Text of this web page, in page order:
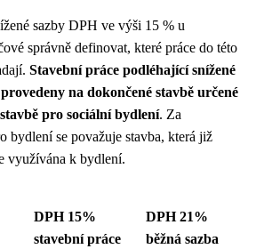
sazby DPH ve výši 15 % u
správně definovat, které práce do této
Stavební práce podléhající snížené
na dokončené stavbě určené
pro sociální bydlení. Za
bydlení se považuje stavba, která již
využívána k bydlení.
DPH 15%
stavební práce
DPH 21%
běžná sazba